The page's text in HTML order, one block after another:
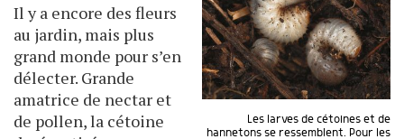
Les larves de cétoines et de
hannetons se ressemblent. Pour les
Il y a encore des fleurs
au jardin, mais plus
grand monde pour s’en
délecter. Grande
amatrice de nectar et
de pollen, la cétoine